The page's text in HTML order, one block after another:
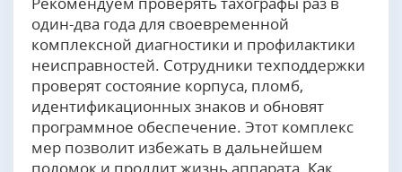
один-два года для своевременной
комплексной диагностики и профилактики
неисправностей. Сотрудники техподдержки
проверят состояние корпуса, пломб,
идентификационных знаков и обновят
программное обеспечение. Этот комплекс
мер позволит избежать в дальнейшем